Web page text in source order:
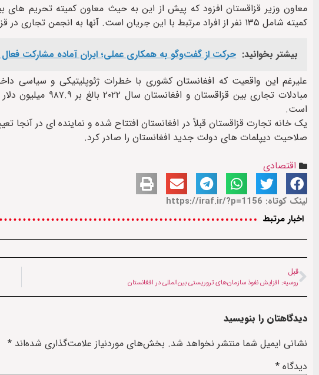
معاون وزیر قزاقستان افزود که پیش از این به حیث معاون کمیته تحریم
کمیته شامل ۱۳۵ نفر از افراد مرتبط با این جریان است. آنها به انجمن تجاری در قزاقستان نخواهند آمد.
بیشتر بخوانید: حرکت از گفت‌وگو به همکاری عملی؛ ایران آماده مشارکت
علیرغم این واقعیت که افغانستان کشوری با خطرات ژئوپلیتیکی و سیاسی
است.
یک خانه تجارت قزاقستان قبلاً در افغانستان افتتاح شده و نماینده ای در
صلاحیت دیپلمات های دولت جدید افغانستان را صادر کرد.
اقتصادی
لینک کوتاه: https://iraf.ir/?p=1156
اخبار مرتبط
قبل
روسیه: افزایش نفوذ سازمان‌های تروریستی بین‌المللی در افغانستان
دیدگاهتان را بنویسید
نشانی ایمیل شما منتشر نخواهد شد. بخش‌های موردنیاز علامت‌گذاری شده‌اند *
دیدگاه *